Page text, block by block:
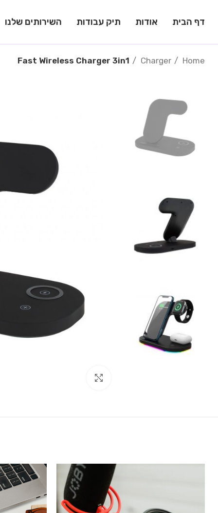
דף הבית אודות תיק עבודות השירותים שלנו
Home
Charger
Fast Wireless Charger 3in1